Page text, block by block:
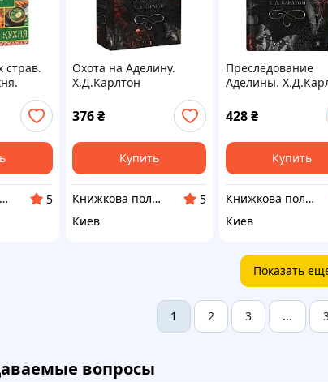
страв.
Навчальна література
5
Охота на Аделину.
Х.Д.Карлтон
376₴
Купить
Книжкова полиця
5
Киев
Преследование
Аделины.
428 ₴
Купить
Книжкова полиця
Киев
Показать
1 2 3 ...
вопросы